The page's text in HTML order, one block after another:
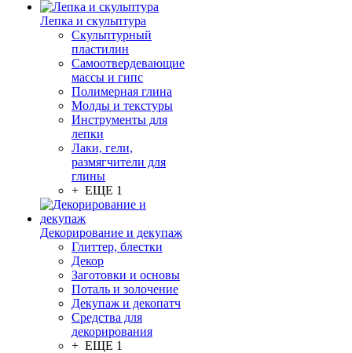
Лепка и скульптура
Скульптурный
пластилин
Самоотвердевающие
массы и гипс
Полимерная глина
Молды и текстуры
Инструменты для
лепки
Лаки, гели,
размягчители для
глины
+ ЕЩЕ 1
Декорирование и декупаж
Глиттер, блестки
Декор
Заготовки и основы
Поталь и золочение
Декупаж и декопатч
Средства для
декорирования
+ ЕЩЕ 1